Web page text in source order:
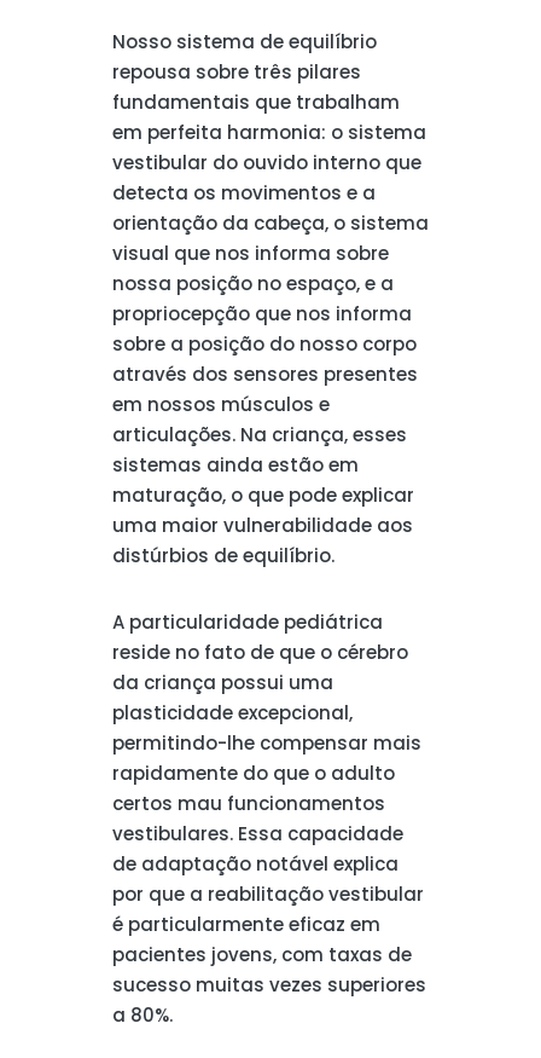
Nosso sistema de equilíbrio
repousa sobre três pilares
fundamentais que trabalham
em perfeita harmonia: o sistema
vestibular do ouvido interno que
detecta os movimentos e a
orientação da cabeça, o sistema
visual que nos informa sobre
nossa posição no espaço, e a
propriocepção que nos informa
sobre a posição do nosso corpo
através dos sensores presentes
em nossos músculos e
articulações. Na criança, esses
sistemas ainda estão em
maturação, o que pode explicar
uma maior vulnerabilidade aos
distúrbios de equilíbrio.
A particularidade pediátrica
reside no fato de que o cérebro
da criança possui uma
plasticidade excepcional,
permitindo-lhe compensar mais
rapidamente do que o adulto
certos mau funcionamentos
vestibulares. Essa capacidade
de adaptação notável explica
por que a reabilitação vestibular
é particularmente eficaz em
pacientes jovens, com taxas de
sucesso muitas vezes superiores
a 80%.